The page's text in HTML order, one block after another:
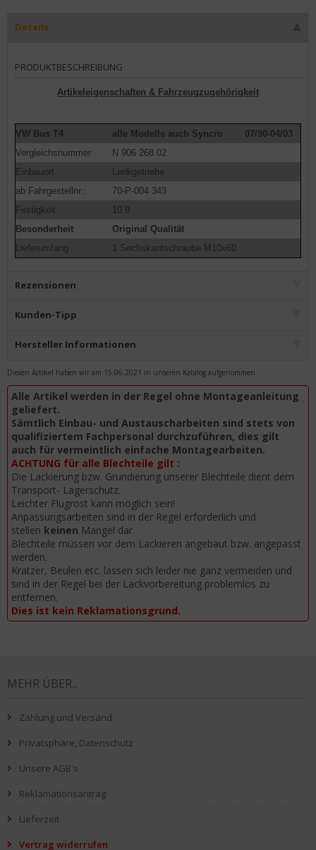
Details
PRODUKTBESCHREIBUNG
Artikeleigenschaften & Fahrzeugzugehörigkeit
VW Bus T4 alle Modelle auch Syncro
07/90-04/03
Vergleichsnummer
N 906 268 02
Einbauort
Lenkgetriebe
ab Fahrgestellnr.:
70-P-004 343
Festigkeit
10.9
Besonderheit
Original Qualität
Lieferumfang
1 Sechskantschraube M10x60
Rezensionen
Kunden-Tipp
Hersteller Informationen
Diesen Artikel haben wir am 15.06.2021 in unseren Katalog aufgenommen.
Alle Artikel werden in der Regel ohne Montageanleitung
geliefert.
Sämtlich Einbau- und Austauscharbeiten sind stets von
qualifiziertem Fachpersonal durchzuführen, dies gilt
auch für vermeintlich einfache Montagearbeiten.
ACHTUNG für alle Blechteile gilt :
Die Lackierung bzw. Grundierung unserer Blechteile dient dem
Transport- Lagerschutz.
Leichter Flugrost kann möglich sein!
Anpassungsarbeiten sind in der Regel erforderlich und
stellen keinen Mangel dar.
Blechteile müssen vor dem Lackieren angebaut bzw. angepasst
werden.
Kratzer, Beulen etc. lassen sich leider nie ganz vermeiden und
sind in der Regel bei der Lackvorbereitung problemlos zu
entfernen.
Dies ist kein Reklamationsgrund.
MEHR ÜBER...
Zahlung und Versand
Privatsphäre, Datenschutz
Unsere AGB's
Reklamationsantrag
Lieferzeit
Vertrag widerrufen